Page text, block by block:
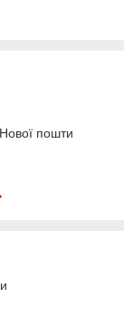
пошти